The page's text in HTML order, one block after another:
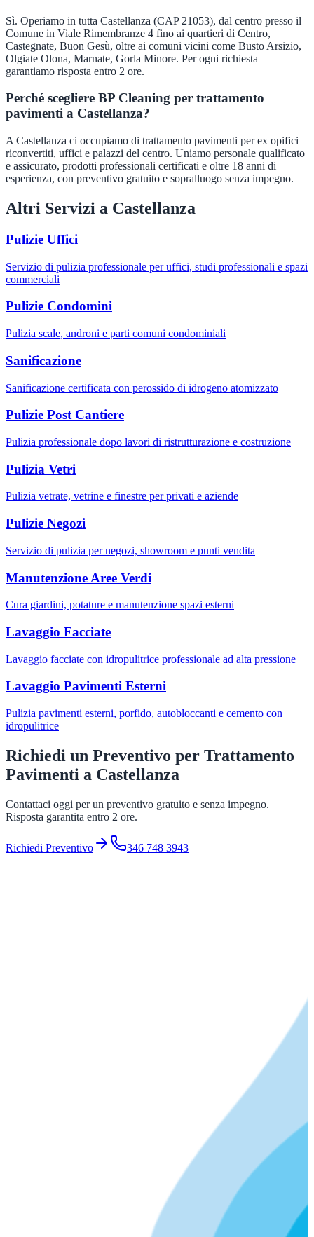
Sì. Operiamo in tutta Castellanza (CAP 21053), dal centro presso il
Comune in Viale Rimembranze 4 fino ai quartieri di Centro,
Castegnate, Buon Gesù, oltre ai comuni vicini come Busto Arsizio,
Olgiate Olona, Marnate, Gorla Minore. Per ogni richiesta
garantiamo risposta entro 2 ore.
Perché scegliere BP Cleaning per trattamento
pavimenti a Castellanza?
A Castellanza ci occupiamo di trattamento pavimenti per ex opifici
riconvertiti, uffici e palazzi del centro. Uniamo personale qualificato
e assicurato, prodotti professionali certificati e oltre 18 anni di
esperienza, con preventivo gratuito e sopralluogo senza impegno.
Altri Servizi a Castellanza
Pulizie Uffici
Servizio di pulizia professionale per uffici, studi professionali e spazi
commerciali
Pulizie Condomini
Pulizia scale, androni e parti comuni condominiali
Sanificazione
Sanificazione certificata con perossido di idrogeno atomizzato
Pulizie Post Cantiere
Pulizia professionale dopo lavori di ristrutturazione e costruzione
Pulizia Vetri
Pulizia vetrate, vetrine e finestre per privati e aziende
Pulizie Negozi
Servizio di pulizia per negozi, showroom e punti vendita
Manutenzione Aree Verdi
Cura giardini, potature e manutenzione spazi esterni
Lavaggio Facciate
Lavaggio facciate con idropulitrice professionale ad alta pressione
Lavaggio Pavimenti Esterni
Pulizia pavimenti esterni, porfido, autobloccanti e cemento con
idropulitrice
Richiedi un Preventivo per Trattamento
Pavimenti a Castellanza
Contattaci oggi per un preventivo gratuito e senza impegno.
Risposta garantita entro 2 ore.
Richiedi Preventivo 346 748 3943